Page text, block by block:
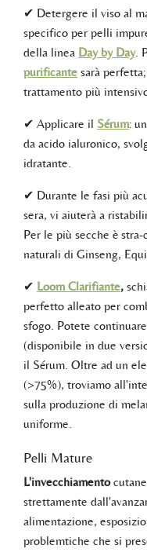
✔ Detergere il viso al
specifico per pelli
della linea Day by Day.
purificante sarà
trattamento più
✔ Applicare il Sérum:
da acido ialuronico,
idratante.
✔ Durante le fasi più
sera, vi aiuterà a
Per le più secche è
naturali di Ginseng,
✔ Loom Clarifiante,
perfetto alleato per
sfogo. Potete
(disponibile in due
il Sérum. Oltre ad un
(>75%), troviamo
sulla produzione di
uniforme.
Pelli Mature
L'invecchiamento
strettamente
alimentazione,
problemtiche che si